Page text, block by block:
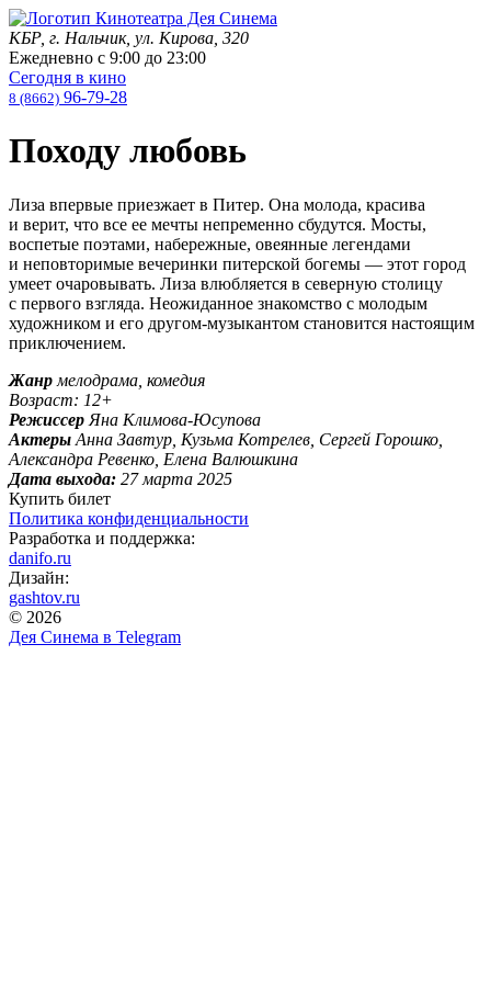
КБР, г. Нальчик, ул. Кирова, 320
Ежедневно с 9:00 до 23:00
Сегодня в кино
8 (8662) 96-79-28
Походу любовь
Лиза впервые приезжает в Питер. Она молода, красива
и верит, что все ее мечты непременно сбудутся. Мосты,
воспетые поэтами, набережные, овеянные легендами
и неповторимые вечеринки питерской богемы — этот город
умеет очаровывать. Лиза влюбляется в северную столицу
с первого взгляда. Неожиданное знакомство с молодым
художником и его другом-музыкантом становится настоящим
приключением.
Жанр мелодрама, комедия
Возраст: 12+
Режиссер Яна Климова-Юсупова
Актеры Анна Завтур, Кузьма Котрелев, Сергей Горошко,
Александра Ревенко, Елена Валюшкина
Дата выхода: 27 марта 2025
Купить билет
Политика конфиденциальности
Разработка и поддержка:
danifo.ru
Дизайн:
gashtov.ru
© 2026
Дея Синема в Telegram